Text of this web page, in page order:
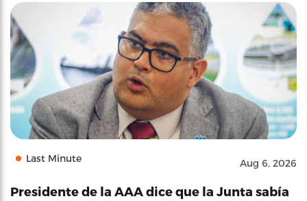
Last Minute Aug 6, 2026
Presidente de la AAA dice que la Junta sabía